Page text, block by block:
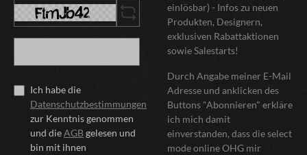
Ich habe die
Datenschutzbestimmungen
zur Kenntnis genommen
und dieAGBgelesen und
bin mit ihnen
einlösbar) - Infos zu neuen
Produkten, Designern,
exklusiven Rabattaktionen
sowie Salestarts!
Durch Angabe meiner E-Mail
Adresse und anklicken des
Buttons "Abonnieren" erkläre
ich mich damit
einverstanden, dass die select
mode online OHG mir